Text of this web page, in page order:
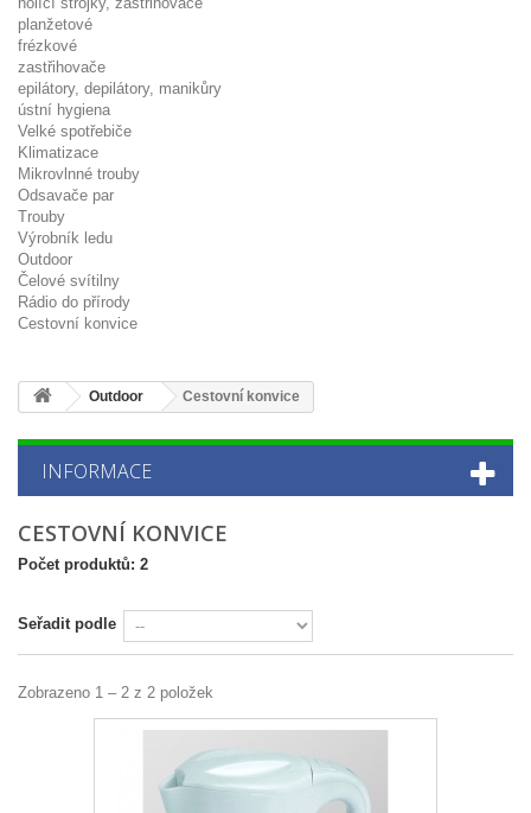
planžetové
frézkové
zastřihovače
epilátory, depilátory, manikůry
ústní hygiena
Velké spotřebiče
Klimatizace
Mikrovlnné trouby
Odsavače par
Trouby
Výrobník ledu
Outdoor
Čelové svítilny
Rádio do přírody
Cestovní konvice
Outdoor Cestovní konvice
INFORMACE
CESTOVNÍ KONVICE
Počet produktů: 2
Seřadit podle
Zobrazeno 1 – 2 z 2 položek